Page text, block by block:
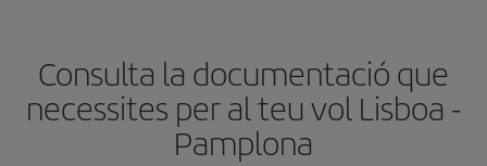
barats et sortiran. A més, si tens flexibilitat amb les dates i els
horaris del viatge, podràstriar el preu més barat.
Consulta la documentació que
necessites per al teu vol Lisboa -
Pamplona